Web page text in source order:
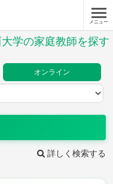
メニュー
学の家庭教師を探す
オンライン
詳しく検索する